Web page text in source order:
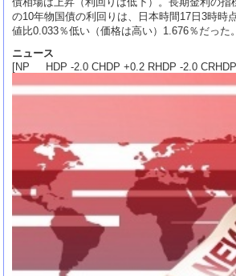
の10年物国債の利回りは、日本時間17日3時時
値比0.033％低い（価格は高い）1.676％だった。
ニュース
[NP HDP -2.0 CHDP +0.2 RHDP -2.0